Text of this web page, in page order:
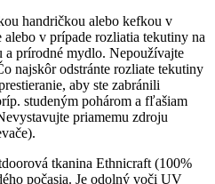
handričkou alebo kefkou v
alebo v prípade rozliatia tekutiny na
prírodné mydlo. Nepoužívajte
najskôr odstránte rozliate tekutiny
aby ste zabránili
studeným pohárom a fľašiam
priamemu zdroju
tkanina Ethnicraft (100%
počasia. Je odolný voči UV